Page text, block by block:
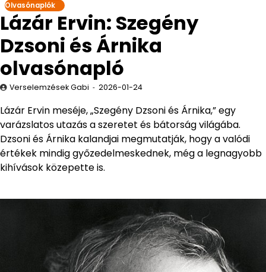
Olvasónaplók
Lázár Ervin: Szegény
Dzsoni és Árnika
olvasónapló
Verselemzések Gabi 2026-01-24
Lázár Ervin meséje, „Szegény Dzsoni és Árnika,” egy
varázslatos utazás a szeretet és bátorság világába.
Dzsoni és Árnika kalandjai megmutatják, hogy a valódi
értékek mindig győzedelmeskednek, még a legnagyobb
kihívások közepette is.